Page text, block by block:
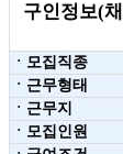
구인정보(
ㆍ모집직종
ㆍ근무형태
ㆍ근무지
ㆍ모집인원